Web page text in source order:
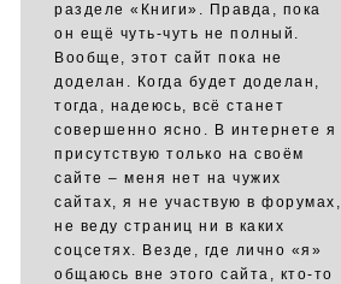
разделе «Книги». Правда, пока
он ещё чуть-чуть не полный.
Вообще, этот сайт пока не
доделан. Когда будет доделан,
тогда, надеюсь, всё станет
совершенно ясно. В интернете я
присутствую только на своём
сайте – меня нет на чужих
сайтах, я не участвую в форумах,
не веду страниц ни в каких
соцсетях. Везде, где лично «я»
общаюсь вне этого сайта, кто-то